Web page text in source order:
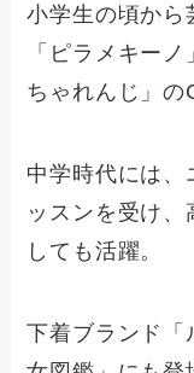
小学生の頃から
「ピラメキー
ちゃれんじ」の
中学時代には、
ッスンを受け、
しても活躍。
下着ブランド「